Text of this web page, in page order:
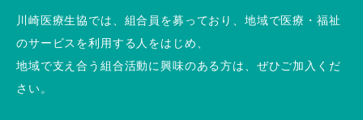
川崎医療生協では、組合員を募っており、地域で医療・福祉
のサービスを利用する人をはじめ、
地域で支え合う組合活動に興味のある方は、ぜひご加入くだ
さい。